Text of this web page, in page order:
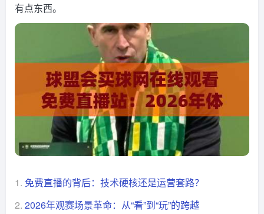
有点东西。
1. 免费直播的背后：技术硬核还是运营套路？
2. 2026年观赛场景革命：从“看”到“玩”的跨越